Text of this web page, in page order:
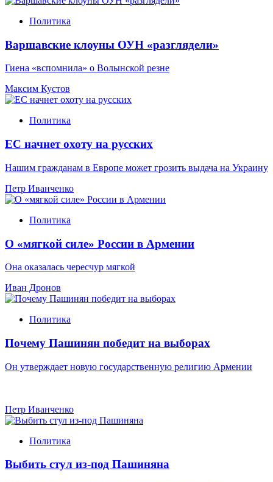
Политика
Варшавские клоуны ОУН «разглядели»
Гиена «вспомнила» о Волынской резне
Максим Кустов
Политика
ЕС начнет охоту на русских
Нашим гражданам в Европе может грозить выдача на Украину
Петр Иванченко
Политика
О «мягкой силе» России в Армении
Она оказалась чересчур мягкой
Иван Дронов
Политика
Почему Пашинян победит на выборах
Он утверждает новую государственную религию Армении
Петр Иванченко
Политика
Выбить стул из-под Пашиняна